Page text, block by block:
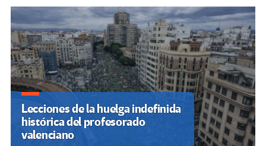
Lecciones de la huelga indefinida
histórica del profesorado
valenciano